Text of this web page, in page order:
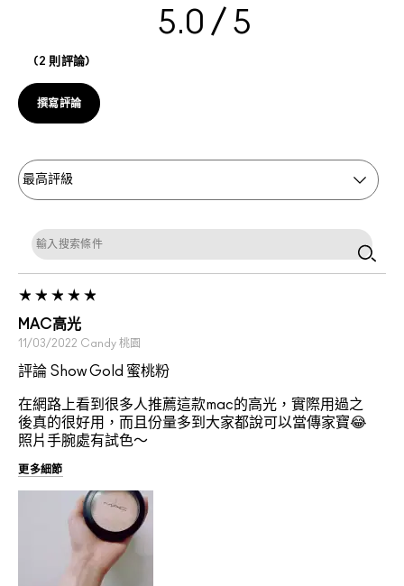
5.0
2 則評論
撰寫評論
MAC高光
11/03/2022 Candy 桃園
評論 Show Gold 蜜桃粉
在網路上看到很多人推薦這款mac的高光，實際用過之
後真的很好用，而且份量多到大家都說可以當傳家寶😂
照片手腕處有試色～
更多細節